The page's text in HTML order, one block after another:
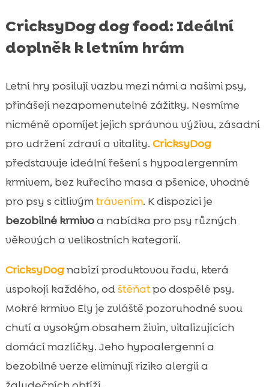
CricksyDog dog food: Ideální
doplněk k letním hrám
Letní hry posilují vazbu mezi námi a našimi psy,
přinášejí nezapomenutelné zážitky. Nesmíme
nicméně opomíjet jejich správnou výživu, zásadní
pro udržení zdraví a vitality. CricksyDog
představuje ideální řešení s hypoalergenním
krmivem, bez kuřecího masa a pšenice, vhodné
pro psy s citlivýmtrávením. K dispozici je
bezobilné krmivoa nabídka pro psy různých
věkových a velikostních kategorií.
CricksyDognabízí produktovou řadu, která
uspokojí každého, odštěňatpo dospělé psy.
Mokré krmivo Ely je zvláště pozoruhodné svou
chutí a vysokým obsahem živin, vitalizujících
domácí mazlíčky. Jeho hypoalergenní a
bezobilné verze eliminují riziko alergií a